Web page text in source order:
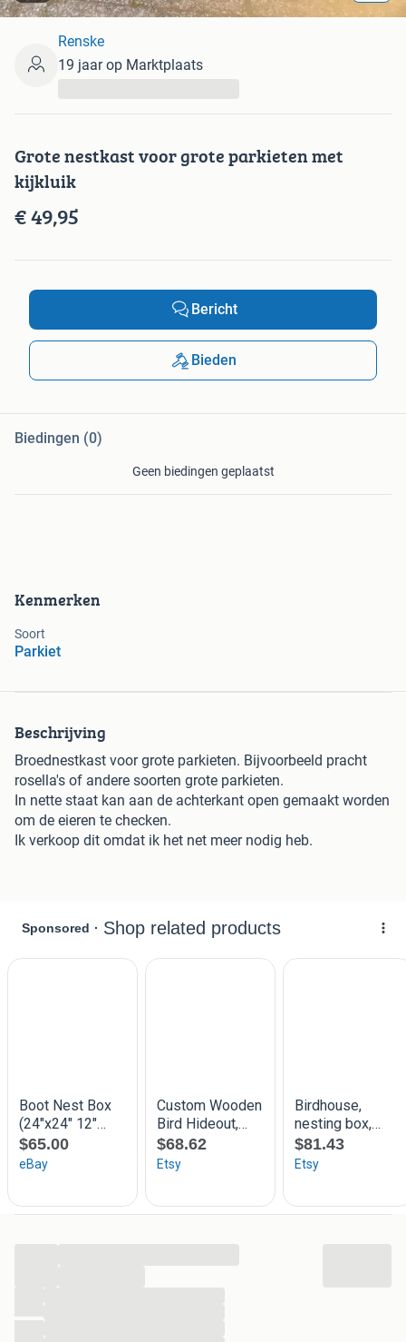
Kenmerken
Soort
Parkiet
Beschrijving
Broednestkast voor grote parkieten. Bijvoorbeeld pracht
rosella's of andere soorten grote parkieten.
In nette staat kan aan de achterkant open gemaakt worden
om de eieren te checken.
Ik verkoop dit omdat ik het net meer nodig heb.
Grote nestkast voor grote parkieten met
kijkluik
€ 49,95
Renske
19 jaar op Marktplaats
Bericht
Bieden
Biedingen (0)
Geen biedingen geplaatst